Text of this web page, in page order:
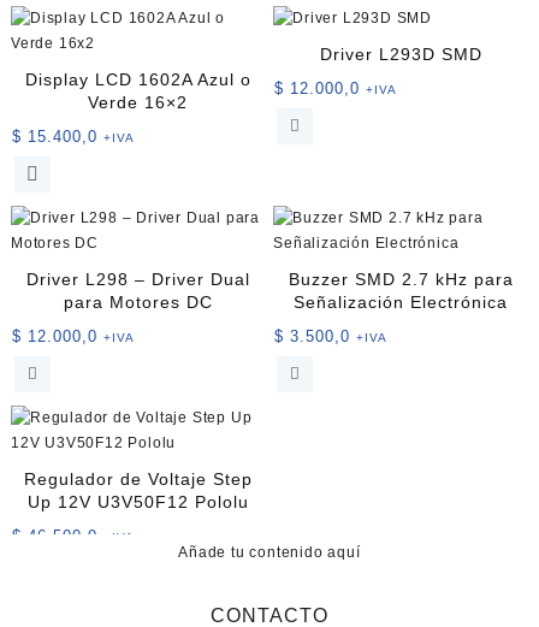
Display LCD 1602A Azul o
Verde 16×2
$ 15.400,0 +IVA
Este
tiene
múltiples
se
pueden
en
la
página
de
Driver L293D SMD
$ 12.000,0 +IVA
Driver L298 – Driver Dual
para Motores DC
$ 12.000,0 +IVA
Buzzer SMD 2.7 kHz para
Señalización Electrónica
$ 3.500,0 +IVA
Regulador de Voltaje Step
Up 12V U3V50F12 Pololu
$ 46.500,0 +IVA
Añade tu contenido aquí
CONTACTO